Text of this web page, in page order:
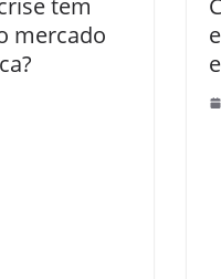
tem
mercado